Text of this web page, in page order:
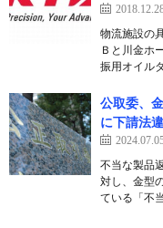
物流施設の
Ｂと川金ホ
振用オイル
公取委、
に下請法
不当な製品
対し、金型
ている「不